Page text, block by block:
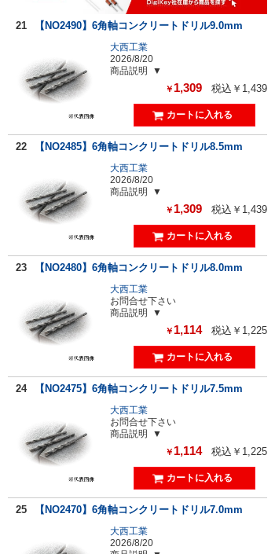
21 【NO2490】6角軸コンクリートドリル9.0mm
大西工業
2026/8/20
商品説明
￥ 1,309 税込￥1,439
22 【NO2485】6角軸コンクリートドリル8.5mm
大西工業
2026/8/20
商品説明
￥ 1,309 税込￥1,439
23 【NO2480】6角軸コンクリートドリル8.0mm
大西工業
お問合せ下さい
商品説明
￥ 1,114 税込￥1,225
24 【NO2475】6角軸コンクリートドリル7.5mm
大西工業
お問合せ下さい
商品説明
￥ 1,114 税込￥1,225
25 【NO2470】6角軸コンクリートドリル7.0mm
大西工業
2026/8/20